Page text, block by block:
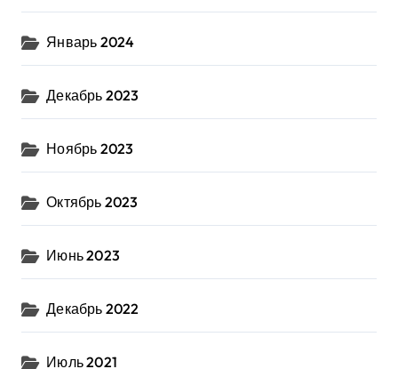
Январь 2024
Декабрь 2023
Ноябрь 2023
Октябрь 2023
Июнь 2023
Декабрь 2022
Июль 2021